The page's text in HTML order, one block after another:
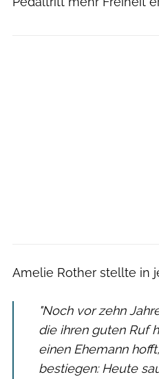
Amelie Rother stellte in
"Noch vor zehn
die ihren guten Ruf
einen Ehemann
bestiegen: Heute